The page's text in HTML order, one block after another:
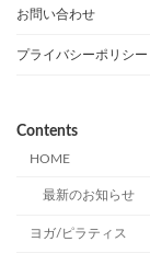
お問い合わせ
プライバシーポリシー
Contents
HOME
最新のお知らせ
ヨガ/ピラティス